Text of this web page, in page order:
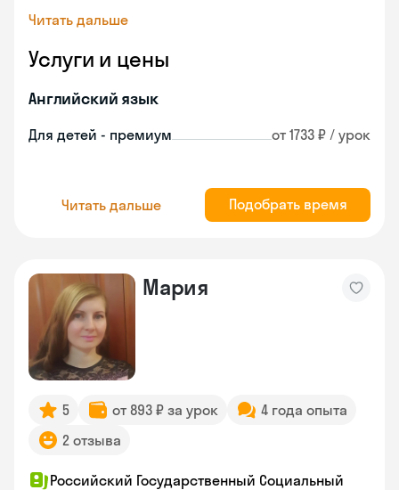
Читать дальше
Услуги и цены
Английский язык
Для детей - премиум от 1733 ₽ / урок
Читать дальше Подобрать время
Мария
5 от 893 ₽ за урок
4 года опыта
2 отзыва
Российский Государственный Социальный